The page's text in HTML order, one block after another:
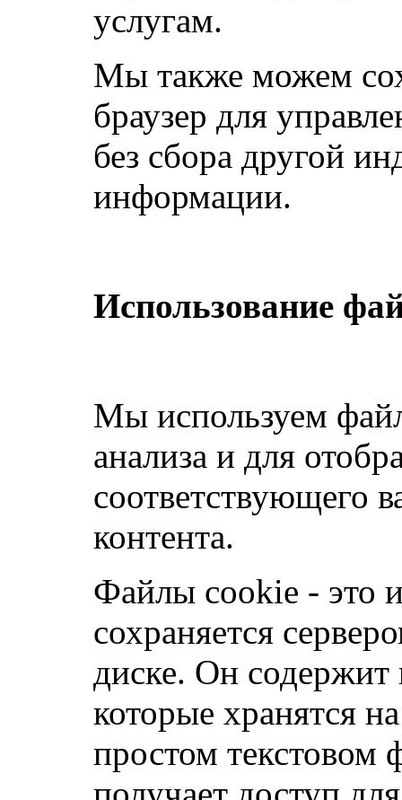
услугам.
Мы также можем
браузер для
без сбора другой
информации.
Использование
Мы используем
анализа и для
соответствующего
контента.
Файлы cookie - это
сохраняется
диске. Он содержит
которые хранятся
простом текстовом